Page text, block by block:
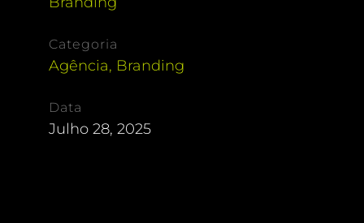
Categoria
Agência, Branding
Data
Julho 28, 2025